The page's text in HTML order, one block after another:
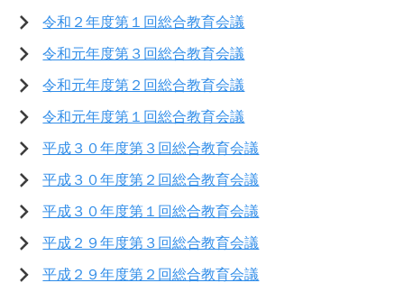
令和２年度第１回総合教育会議
令和元年度第３回総合教育会議
令和元年度第２回総合教育会議
令和元年度第１回総合教育会議
平成３０年度第３回総合教育会議
平成３０年度第２回総合教育会議
平成３０年度第１回総合教育会議
平成２９年度第３回総合教育会議
平成２９年度第２回総合教育会議